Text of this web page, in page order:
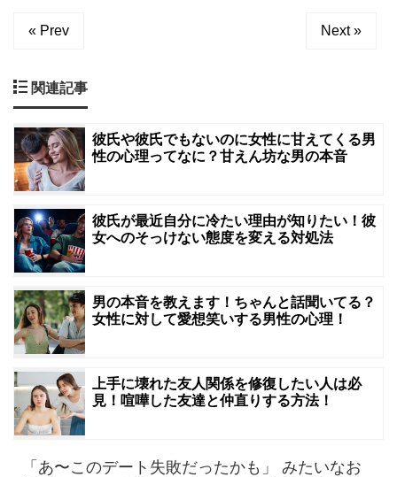
« Prev Next »
関連記事
彼氏や彼氏でもないのに女性に甘えてくる男
性の心理ってなに？甘えん坊な男の本音
彼氏が最近自分に冷たい理由が知りたい！彼
女へのそっけない態度を変える対処法
男の本音を教えます！ちゃんと話聞いてる？
女性に対して愛想笑いする男性の心理！
上手に壊れた友人関係を修復したい人は必
見！喧嘩した友達と仲直りする方法！
「あ〜このデート失敗だったかも」 みたいなお